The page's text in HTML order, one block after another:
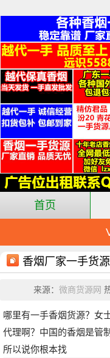
首页
香烟厂家一手货
来源： 微商货源网
哪里有一手香烟货源？女
代理啊？中国的香烟是管
所以说你根本找